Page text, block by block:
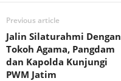
Previous article
Jalin Silaturahmi Dengan
Tokoh Agama, Pangdam
dan Kapolda Kunjungi
PWM Jatim